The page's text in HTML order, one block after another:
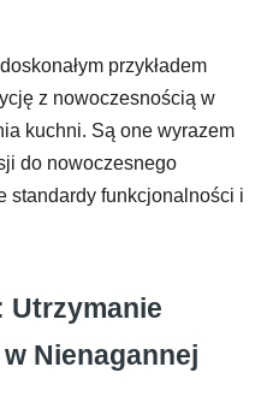
przykładem
z nowoczesnością w
kuchni. Są one wyrazem
do nowoczesnego
standardy funkcjonalności i
Utrzymanie
Nienagannej